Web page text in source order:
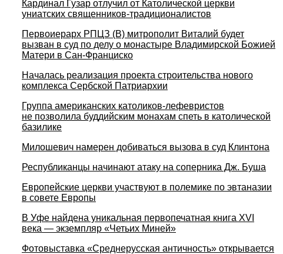
Кардинал Гузар отлучил от Католической церкви
униатских священников-традиционалистов
Первоиерарх РПЦЗ (В) митрополит Виталий будет
вызван в суд по делу о монастыре Владимирской Божией
Матери в Сан-Франциско
Началась реализация проекта строительства нового
комплекса Сербской Патриархии
Группа американских католиков-лефевристов
не позволила буддийским монахам спеть в католической
базилике
Милошевич намерен добиваться вызова в суд Клинтона
Республиканцы начинают атаку на соперника Дж. Буша
Европейские церкви участвуют в полемике по эвтаназии
в совете Европы
В Уфе найдена уникальная первопечатная книга XVI
века — экземпляр «Четьих Миней»
Фотовыставка «Среднерусская античность» открывается